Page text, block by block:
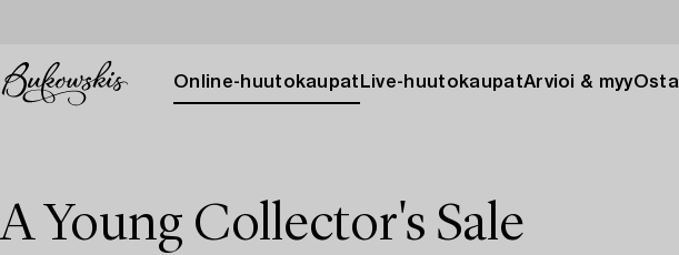
Online-huutokaupat Live-huutokaupatArvioi & myyOsta
A Young Collector's Sale